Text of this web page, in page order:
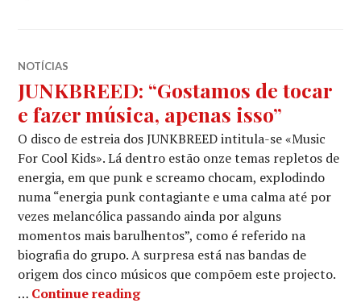
NOTÍCIAS
JUNKBREED: “Gostamos de tocar
e fazer música, apenas isso”
O disco de estreia dos JUNKBREED intitula-se «Music
For Cool Kids». Lá dentro estão onze temas repletos de
energia, em que punk e screamo chocam, explodindo
numa “energia punk contagiante e uma calma até por
vezes melancólica passando ainda por alguns
momentos mais barulhentos”, como é referido na
biografia do grupo. A surpresa está nas bandas de
origem dos cinco músicos que compõem este projecto.
… Continue readingJUNKBREED: “Gostamos de tocar